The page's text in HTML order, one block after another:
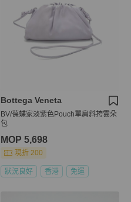
Bottega Veneta
BV/葆蝶家淡紫色Pouch單肩斜挎雲朵
包
MOP 5,698
現折 200
狀況良好 香港 免運